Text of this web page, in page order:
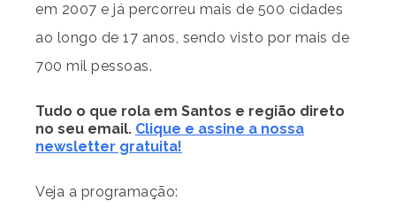
em 2007 e já percorreu mais de 500 cidades
ao longo de 17 anos, sendo visto por mais de
700 mil pessoas.
Tudo o que rola em Santos e região direto
no seu email. Clique e assine a nossa
newsletter gratuita!
Veja a programação: